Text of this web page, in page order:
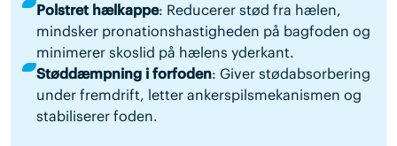
Polstret hælkappe: Reducerer stød fra hælen,
mindsker pronationshastigheden på bagfoden og
minimerer skoslid på hælens yderkant.
Støddæmpning i forfoden: Giver stødabsorbering
under fremdrift, letter ankerspilsmekanismen og
stabiliserer foden.